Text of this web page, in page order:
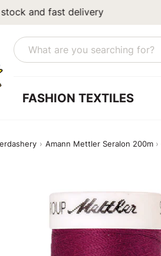
and fast delivery
FASHION TEXTILES
Amann Mettler Seralon 200m